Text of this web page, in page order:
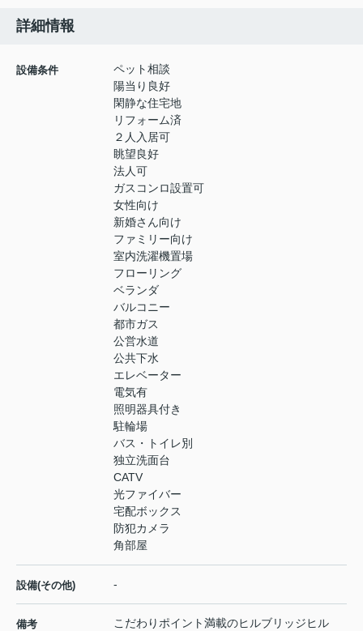
詳細情報
設備条件
ペット相談
陽当り良好
閑静な住宅地
リフォーム済
２人入居可
眺望良好
法人可
ガスコンロ設置可
女性向け
新婚さん向け
ファミリー向け
室内洗濯機置場
フローリング
ベランダ
バルコニー
都市ガス
公営水道
公共下水
エレベーター
電気有
照明器具付き
駐輪場
バス・トイレ別
独立洗面台
CATV
光ファイバー
宅配ボックス
防犯カメラ
角部屋
設備(その他) -
備考
こだわりポイント満載のヒルブリッジヒル